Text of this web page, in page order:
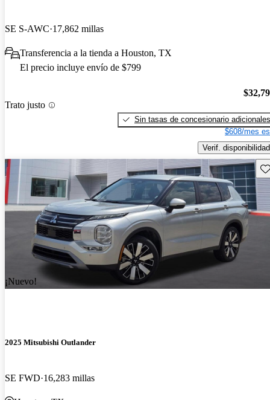
SE S-AWC 17,862 millas
Transferencia a la tienda a Houston, TX
El precio incluye envío de $799
Trato justo
Sin tasas de concesionario adicionales
$608/mes
Verif. disponibilidad
¡Nuevo!
2025 Mitsubishi Outlander
SE FWD 16,283 millas